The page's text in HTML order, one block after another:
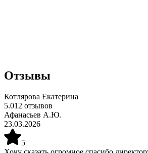
Отзывы
Котлярова Екатерина
5.012 отзывов
Афанасьев А.Ю.
23.03.2026
5